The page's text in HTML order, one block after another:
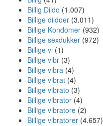
Billig Dildo (1.007)
Billige dildoer (3.011)
Billige Kondomer (932)
Billige sexdukker (972)
Billige vi (1)
Billige vibr (3)
Billige vibra (4)
Billige vibrat (4)
Billige vibrato (3)
Billige vibrator (4)
Billige vibratore (2)
Billige vibratorer (4.657)